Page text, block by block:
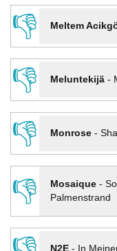
👎
Meltem
👎
Meluntekijä-
👎
Monrose-
👎
Mosaique-
Palmenstrand
N2E- In